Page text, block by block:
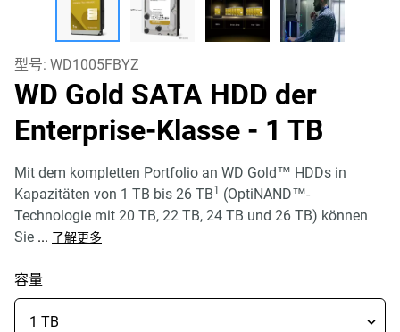
型号: WD1005FBYZ
WD Gold SATA HDD der
Enterprise-Klasse - 1 TB
Mit dem kompletten Portfolio an WD Gold™ HDDs in
Kapazitäten von 1 TB bis 26 TB1
(OptiNAND™-
Technologie mit 20 TB, 22 TB, 24 TB und 26 TB) können
Sie ... 了解更多
容量